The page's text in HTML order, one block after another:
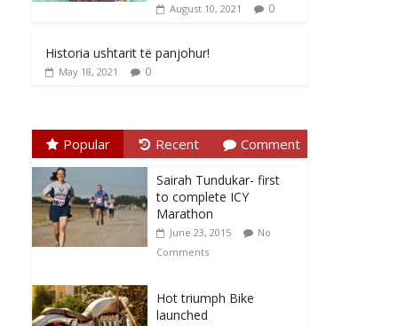
August 10, 2021 0
Historia ushtarit të panjohur!
May 18, 2021 0
Popular Recent Comment
Sairah Tundukar- first
to complete ICY
Marathon
June 23, 2015
No
Comments
Hot triumph Bike
launched